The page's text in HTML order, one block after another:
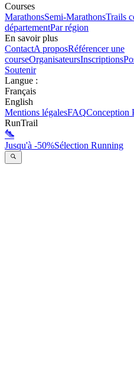
Courses
MarathonsSemi-MarathonsTrails
départementPar région
En savoir plus
ContactA proposRéférencer une
courseOrganisateursInscriptions
Soutenir
Langue :
Français
English
Mentions légalesFAQConception
RunTrail
Jusqu'à -50%Sélection Running